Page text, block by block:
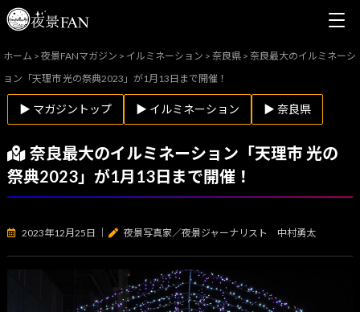
ホーム >夜景FANマガジン > イルミネーション >奈良県 >奈良最大のイルミネーシ
ョン「天理市 光の祭典2023」が1月13日まで開催！
▶ マガジントップ ▶ イルミネーション ▶ 奈良県
奈良最大のイルミネーション「天理市 光の
祭典2023」が1月13日まで開催！
2023年12月25日 夜景写真家／夜景ジャーナリスト 中村勇太